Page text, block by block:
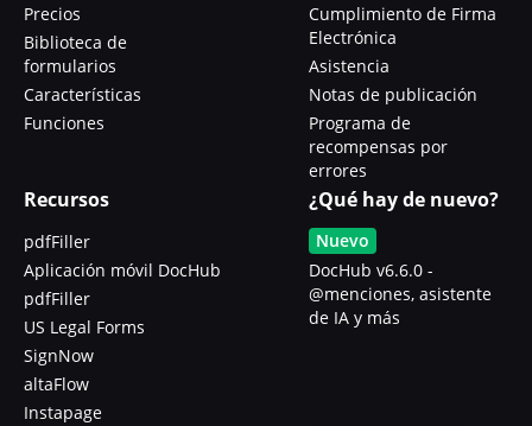
Precios
Biblioteca de
formularios
Características
Funciones
Cumplimiento de Firma
Electrónica
Asistencia
Notas de publicación
Programa de
recompensas por
errores
Recursos
pdfFiller
Aplicación móvil DocHub
pdfFiller
US Legal Forms
SignNow
altaFlow
Instapage
¿Qué hay de nuevo?
Nuevo
DocHub v6.6.0 -
@menciones, asistente
de IA y más